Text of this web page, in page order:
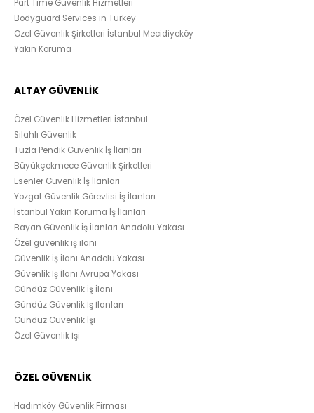
Part Time Güvenlik Hizmetleri
Bodyguard Services in Turkey
Özel Güvenlik Şirketleri İstanbul Mecidiyeköy
Yakın Koruma
ALTAY GÜVENLİK
Özel Güvenlik Hizmetleri İstanbul
Silahlı Güvenlik
Tuzla Pendik Güvenlik İş İlanları
Büyükçekmece Güvenlik Şirketleri
Esenler Güvenlik İş İlanları
Yozgat Güvenlik Görevlisi İş İlanları
İstanbul Yakın Koruma İş İlanları
Bayan Güvenlik İş İlanları Anadolu Yakası
Özel güvenlik iş ilanı
Güvenlik İş İlanı Anadolu Yakası
Güvenlik İş İlanı Avrupa Yakası
Gündüz Güvenlik İş İlanı
Gündüz Güvenlik İş İlanları
Gündüz Güvenlik İşi
Özel Güvenlik İşi
ÖZEL GÜVENLİK
Hadımköy Güvenlik Firması